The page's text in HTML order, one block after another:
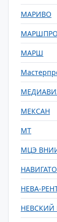
МАРИВО
МАРШ
МЕКСАН
МТ
МЦЭ
НЕВА-
НЕВСКИЙ